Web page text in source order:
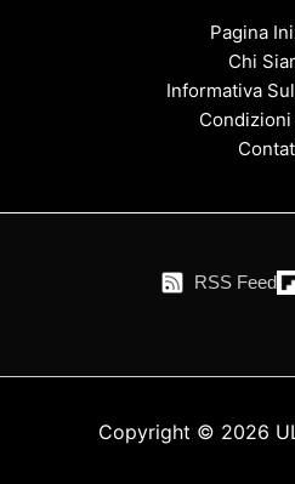
Pagina
Chi
Informativa
Condizioni
RSS Feed
Copyright © 2026